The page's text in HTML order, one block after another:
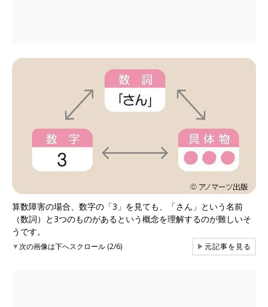
算数障害の場合、数字の「3」を見ても、「さん」という名前
（数詞）と3つのものがあるという概念を理解するのが難しいそ
うです。
▼次の画像は下へスクロール (2/6) ▶元記事を見る